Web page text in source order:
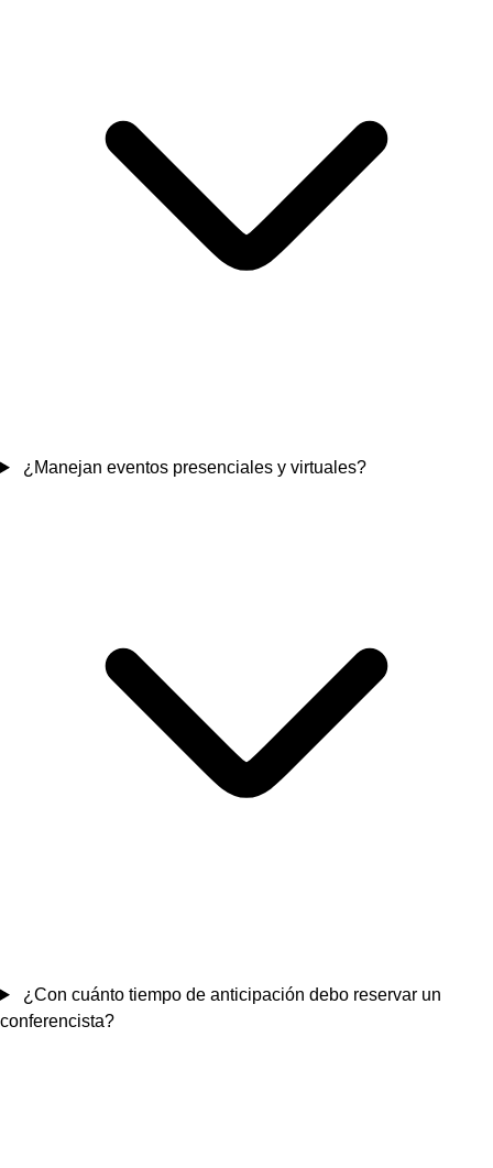
¿Manejan eventos presenciales y virtuales?
¿Con cuánto tiempo de anticipación debo reservar un
conferencista?